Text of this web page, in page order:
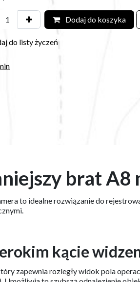
Dodaj do koszyka
do listy życzeń
brat A8
to idealne rozwiązanie do
kącie
zapewnia rozległy widok pola